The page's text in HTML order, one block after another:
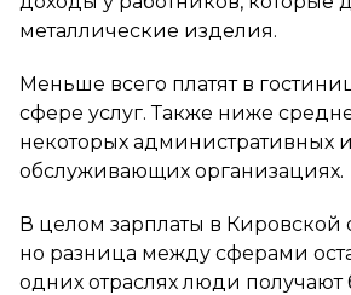
металлические изделия.
Меньше всего платят в
сфере услуг. Также ниже
некоторых административных и
обслуживающих организациях.
В целом зарплаты в Кировской
но разница между сферами
одних отраслях люди получают